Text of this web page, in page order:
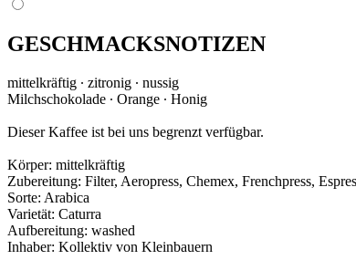
GESCHMACKSNOTIZEN
mittelkräftig ∙ zitronig ‪∙ nussig
Milchschokolade ‪∙ Orange ‪∙ Honig
Dieser Kaffee ist bei uns begrenzt verfügbar.
Körper: mittelkräftig
Zubereitung: Filter, Aeropress, Chemex, Frenchpress,
Sorte: Arabica
Varietät: Caturra
Aufbereitung: washed
Inhaber: Kollektiv von Kleinbauern